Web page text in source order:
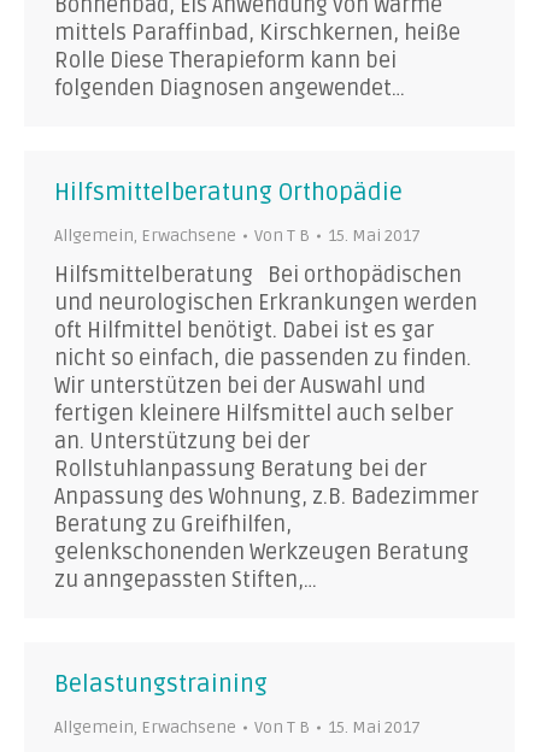
mittels Paraffinbad, Kirschkernen, heiße
Rolle Diese Therapieform kann bei
folgenden Diagnosen angewendet…
Hilfsmittelberatung Orthopädie
Allgemein, Erwachsene Von T B 15. Mai 2017
Hilfsmittelberatung Bei orthopädischen
und neurologischen Erkrankungen werden
oft Hilfmittel benötigt. Dabei ist es gar
nicht so einfach, die passenden zu finden.
Wir unterstützen bei der Auswahl und
fertigen kleinere Hilfsmittel auch selber
an. Unterstützung bei der
Rollstuhlanpassung Beratung bei der
Anpassung des Wohnung, z.B. Badezimmer
Beratung zu Greifhilfen,
gelenkschonenden Werkzeugen Beratung
zu anngepassten Stiften,…
Belastungstraining
Allgemein, Erwachsene Von T B 15. Mai 2017